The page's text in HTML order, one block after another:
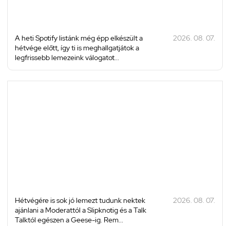
A heti Spotify listánk még épp elkészült a
hétvége előtt, így ti is meghallgatjátok a
legfrissebb lemezeink válogatot...
2026. 08. 07.
Hétvégére is sok jó lemezt tudunk nektek
ajánlani a Moderattól a Slipknotig és a Talk
Talktól egészen a Geese-ig. Rem...
2026. 08. 07.